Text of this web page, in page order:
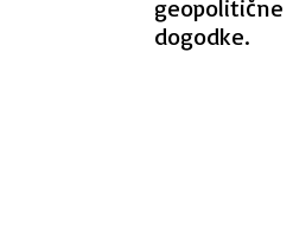
geopolitične
dogodke.